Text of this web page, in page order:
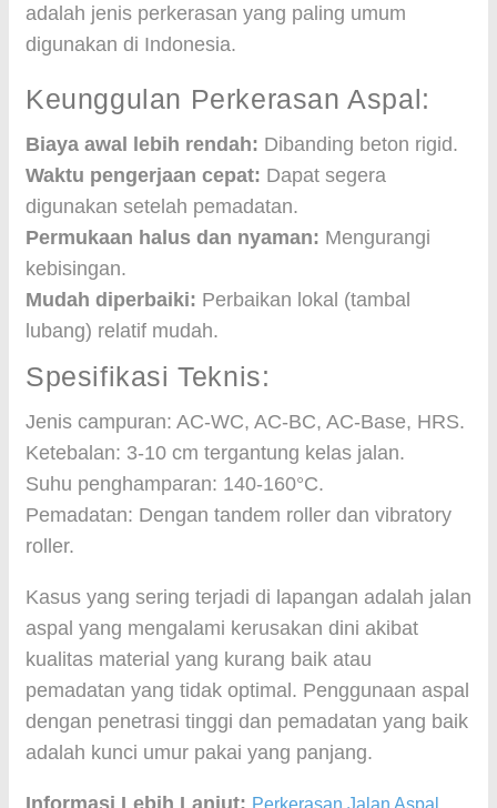
adalah jenis perkerasan yang paling umum
digunakan di Indonesia.
Keunggulan Perkerasan Aspal:
Biaya awal lebih rendah: Dibanding beton rigid.
Waktu pengerjaan cepat: Dapat segera
digunakan setelah pemadatan.
Permukaan halus dan nyaman: Mengurangi
kebisingan.
Mudah diperbaiki: Perbaikan lokal (tambal
lubang) relatif mudah.
Spesifikasi Teknis:
Jenis campuran: AC-WC, AC-BC, AC-Base, HRS.
Ketebalan: 3-10 cm tergantung kelas jalan.
Suhu penghamparan: 140-160°C.
Pemadatan: Dengan tandem roller dan vibratory
roller.
Kasus yang sering terjadi di lapangan adalah jalan
aspal yang mengalami kerusakan dini akibat
kualitas material yang kurang baik atau
pemadatan yang tidak optimal. Penggunaan aspal
dengan penetrasi tinggi dan pemadatan yang baik
adalah kunci umur pakai yang panjang.
Informasi Lebih Lanjut: Perkerasan Jalan Aspal